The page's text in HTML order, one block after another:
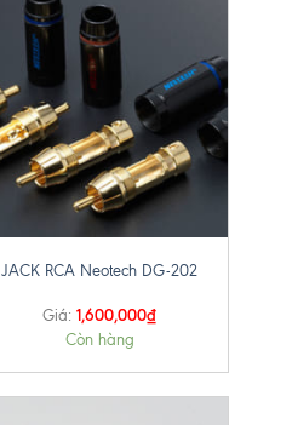
JACK RCA Neotech DG-202
Giá: 1,600,000₫
Còn hàng